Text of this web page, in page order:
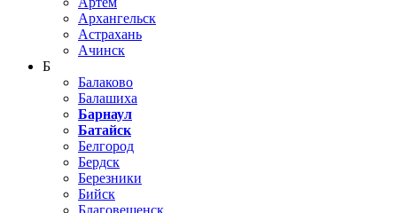
Архангельск
Астрахань
Ачинск
Б
Балаково
Балашиха
Барнаул
Батайск
Белгород
Бердск
Березники
Бийск